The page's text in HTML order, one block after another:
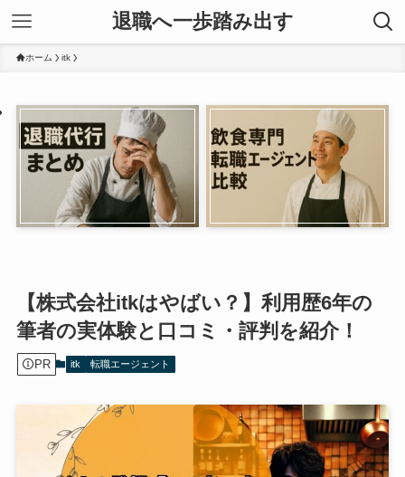
退職へ一歩踏み出す
ホーム itk
【株式会社itkはやばい？】利用歴6年の
筆者の実体験と口コミ・評判を紹介！
PR itk 転職エージェント